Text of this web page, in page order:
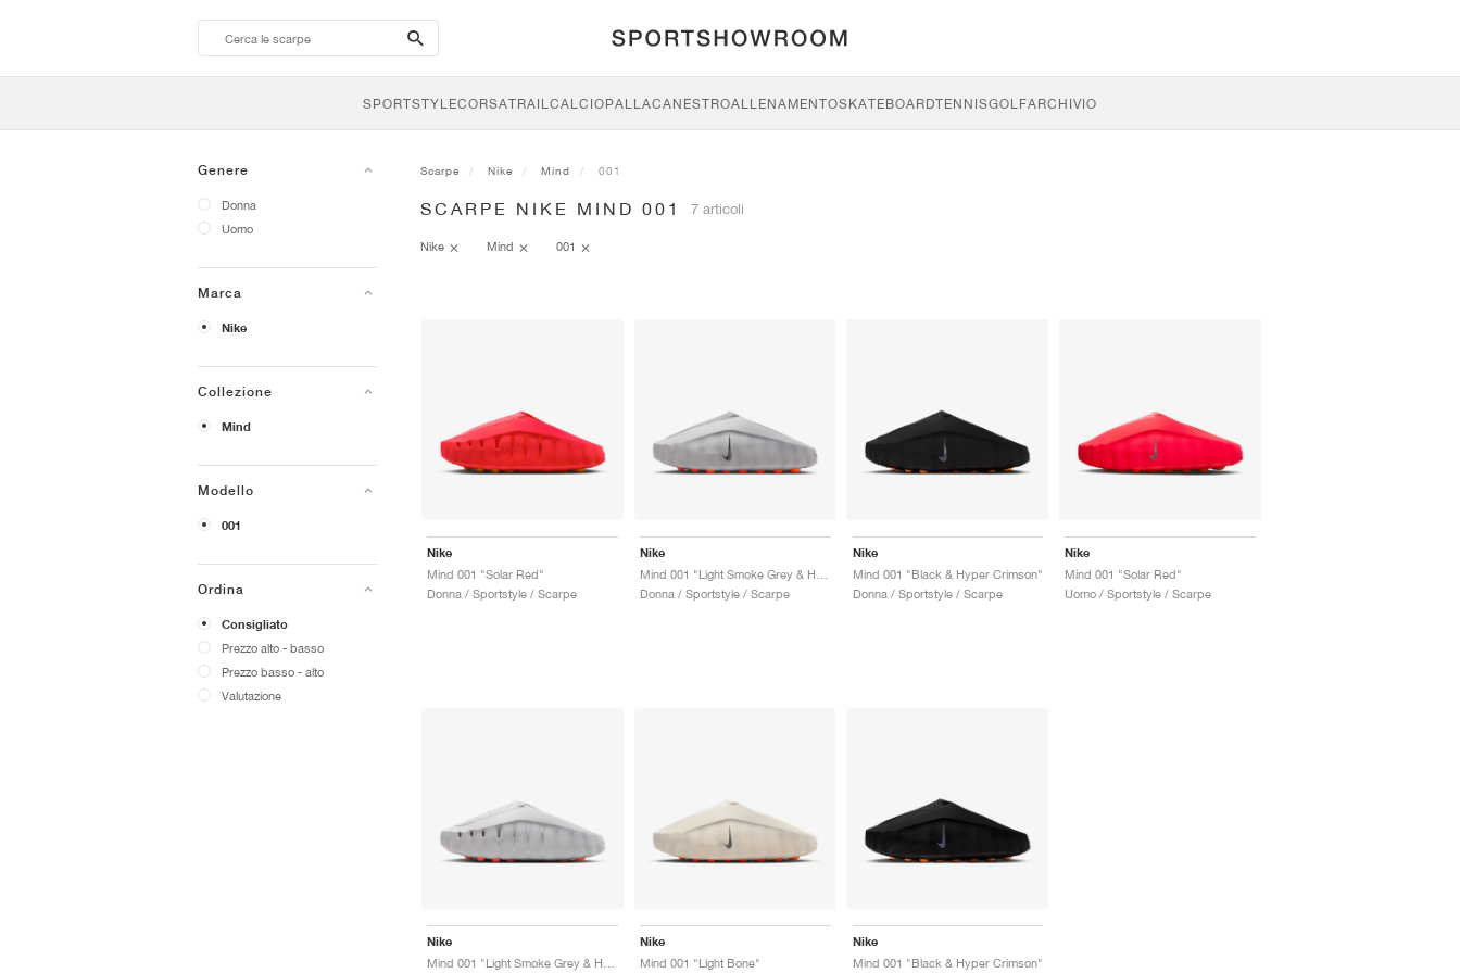
search-
btn
SPORTSTYLECORSATRAILCALCIOPALLACANESTROALLENAMENTOSKATEBOARDTENNISGOLFARCHIVIO
Genere
Donna
Uomo
Marca
Nike
Collezione
Mind
Modello
001
Ordina
Consigliato
Prezzo alto - basso
Prezzo basso - alto
Valutazione
Scarpe Nike Mind 001
SCARPE NIKE MIND 001 7 articoli
Nike Mind 001
Nike
Mind 001 "Solar Red"
Donna / Sportstyle / Scarpe
Nike
Donna / Sportstyle / Scarpe
Nike
Mind 001 "Black & Hyper Crimson"
Donna / Sportstyle / Scarpe
Nike
Mind 001 "Solar Red"
Uomo / Sportstyle / Scarpe
Nike Nike
Mind 001 "Light Bone"
Nike
Mind 001 "Black & Hyper Crimson"